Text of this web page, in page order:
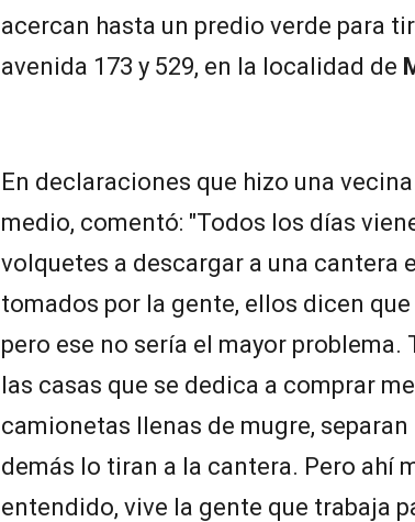
acercan hasta un predio verde para
avenida 173 y 529, en la localidad de
En declaraciones que hizo una
medio, comentó: "Todos los días
volquetes a descargar a una cantera
tomados por la gente, ellos dicen
pero ese no sería el mayor problema.
las casas que se dedica a comprar
camionetas llenas de mugre,
demás lo tiran a la cantera. Pero ahí
entendido, vive la gente que trabaja